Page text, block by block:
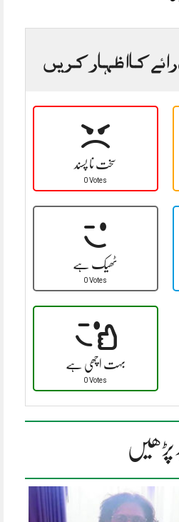
کا اظہار کریں
سخت نا پسند
0 Votes
ٹھیک ہے
0 Votes
بہت اچھی ہے
0 Votes
پڑھیں